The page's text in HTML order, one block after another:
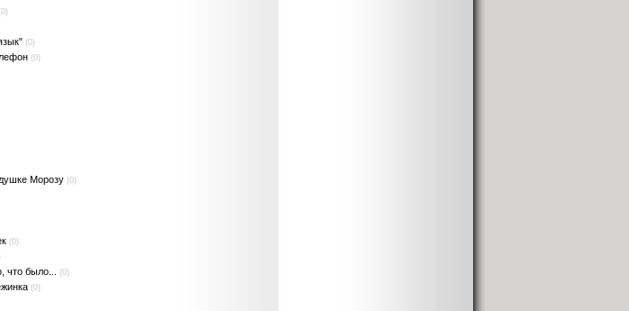
(0)
(0)
Морозу (0)
(0)
что было... (0)
(0)